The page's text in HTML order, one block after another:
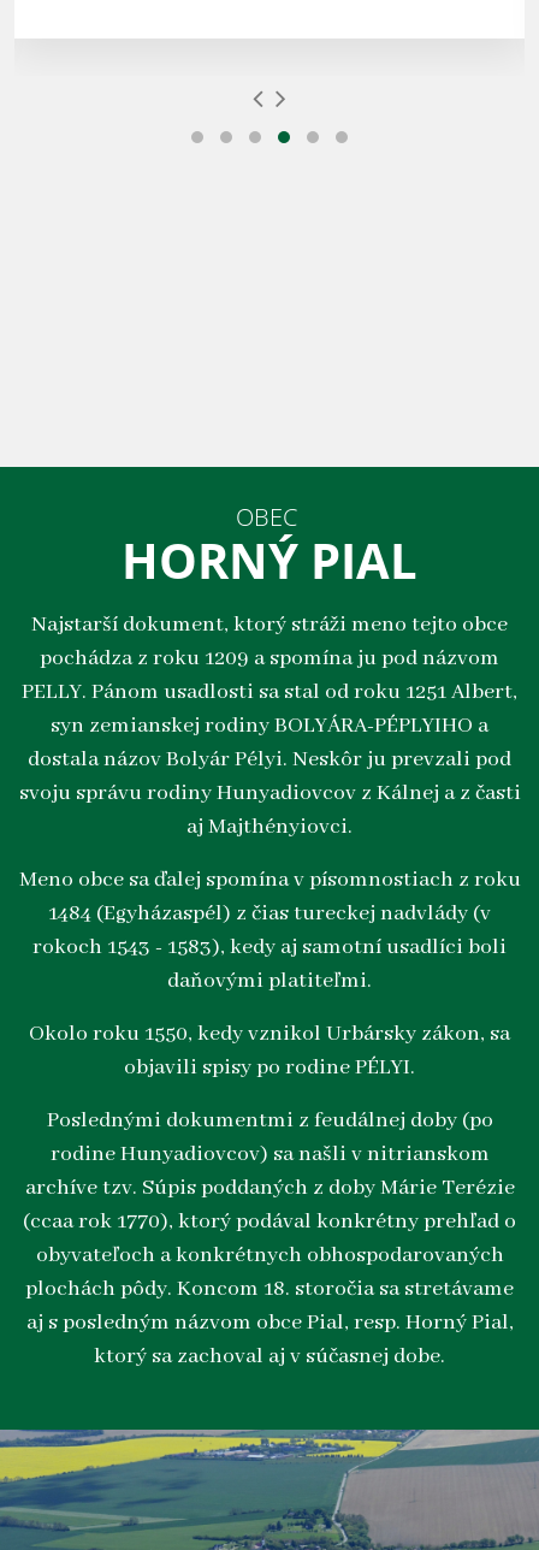
OBEC
HORNÝ PIAL
Najstarší dokument, ktorý stráži meno tejto obce
pochádza z roku 1209 a spomína ju pod názvom
PELLY. Pánom usadlosti sa stal od roku 1251 Albert,
syn zemianskej rodiny BOLYÁRA-PÉPLYIHO a
dostala názov Bolyár Pélyi. Neskôr ju prevzali pod
svoju správu rodiny Hunyadiovcov z Kálnej a z časti
aj Majthényiovci.
Meno obce sa ďalej spomína v písomnostiach z roku
1484 (Egyházaspél) z čias tureckej nadvlády (v
rokoch 1543 - 1583), kedy aj samotní usadlíci boli
daňovými platiteľmi.
Okolo roku 1550, kedy vznikol Urbársky zákon, sa
objavili spisy po rodine PÉLYI.
Poslednými dokumentmi z feudálnej doby (po
rodine Hunyadiovcov) sa našli v nitrianskom
archíve tzv. Súpis poddaných z doby Márie Terézie
(ccaa rok 1770), ktorý podával konkrétny prehľad o
obyvateľoch a konkrétnych obhospodarovaných
plochách pôdy. Koncom 18. storočia sa stretávame
aj s posledným názvom obce Pial, resp. Horný Pial,
ktorý sa zachoval aj v súčasnej dobe.